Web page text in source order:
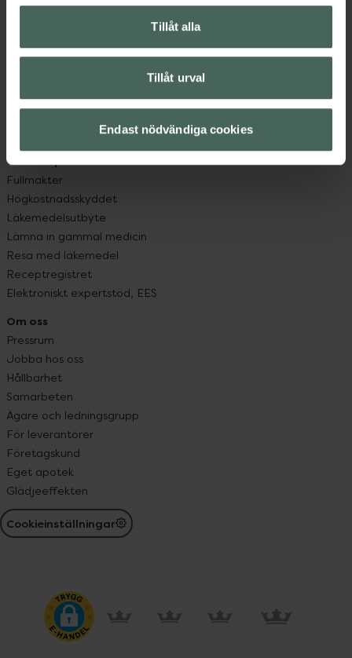
Tillåt alla
Tillåt urval
Endast nödvändiga cookies
Leverans, betalning och retur
App
Om recept och läkemedel
Fullmakter
Högkostnadsskyddet
Läkemedelsutbyte
Lämna in gammal medicin
Resa med läkemedel
Receptregistret
Elektroniskt expertstöd, EES
Om oss
Pressrum
Jobba hos oss
Hållbarhet
Samarbeten
Ägare och ledningsgrupp
För leverantörer
Företagskund
Eget apotek
Glädjeeffekten
Cookieinställningar